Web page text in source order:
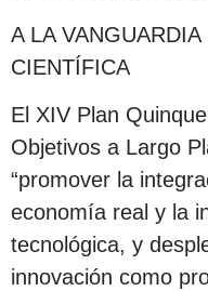
A LA
CIENTÍFICA
El XIV Plan
Objetivos a Largo
“promover la
economía real y la
tecnológica, y
innovación como